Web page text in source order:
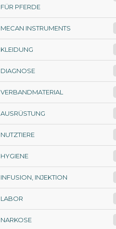
FÜR PFERDE
MECAN INSTRUMENTS
KLEIDUNG
DIAGNOSE
VERBANDMATERIAL
AUSRÜSTUNG
NUTZTIERE
HYGIENE
INFUSION, INJEKTION
LABOR
NARKOSE